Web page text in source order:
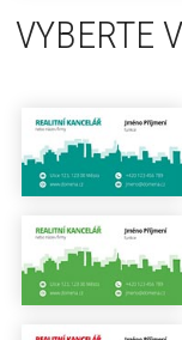
VYBERTE